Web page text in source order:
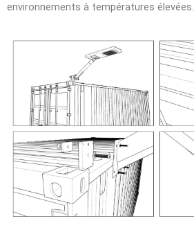
environnements à températures élevées.